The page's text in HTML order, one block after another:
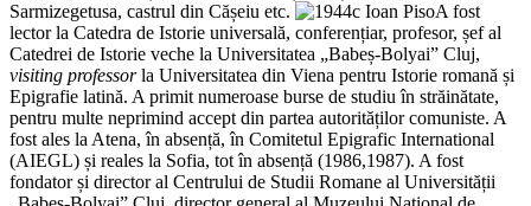
Sarmizegetusa, castrul din Cășeiu etc.
A fost
lector la Catedra de Istorie universală, conferențiar, profesor, șef al
Catedrei de Istorie veche la Universitatea „Babeș-Bolyai” Cluj,
visiting professorla Universitatea din Viena pentru Istorie romană și
Epigrafie latină. A primit numeroase burse de studiu în străinătate,
pentru multe neprimind accept din partea autorităților comuniste. A
fost ales la Atena, în absență, în Comitetul Epigrafic International
(AIEGL) și reales la Sofia, tot în absență (1986,1987). A fost
fondator și director al Centrului de Studii Romane al Universității